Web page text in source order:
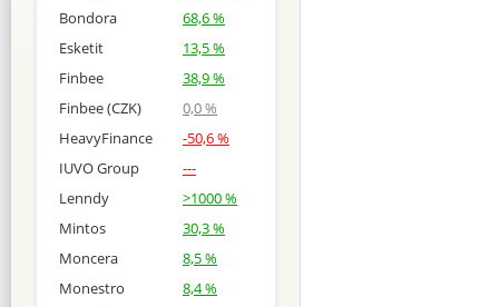
Bondora
68,6 %
Esketit
13,5 %
Finbee
38,9 %
Finbee (CZK)
0,0 %
HeavyFinance
-50,6 %
IUVO Group
---
Lenndy
>1000 %
Mintos
30,3 %
Moncera
8,5 %
Monestro
8,4 %